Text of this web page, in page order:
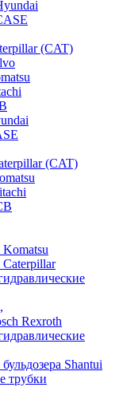
(CAT)
(CAT)
Komatsu
Caterpillar
Rexroth
Shantui
трубки